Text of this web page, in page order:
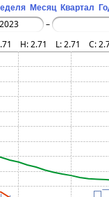
Месяц Квартал
–
H:2.71 L:2.71 C: